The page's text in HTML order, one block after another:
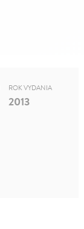
ROK VYDANIA
2013